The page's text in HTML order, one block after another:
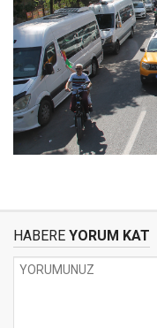
HABERE YORUM KAT